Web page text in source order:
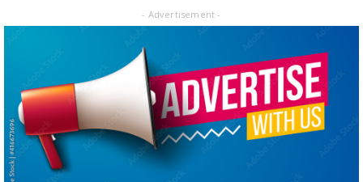
- Advertisement -